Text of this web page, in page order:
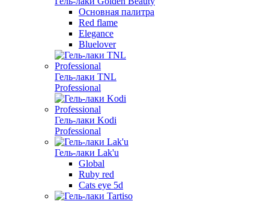
Основная палитра
Red flame
Elegance
Bluelover
Гель-лаки TNL
Professional
Гель-лаки Kodi
Professional
Гель-лаки Lak'u
Global
Ruby red
Cats eye 5d